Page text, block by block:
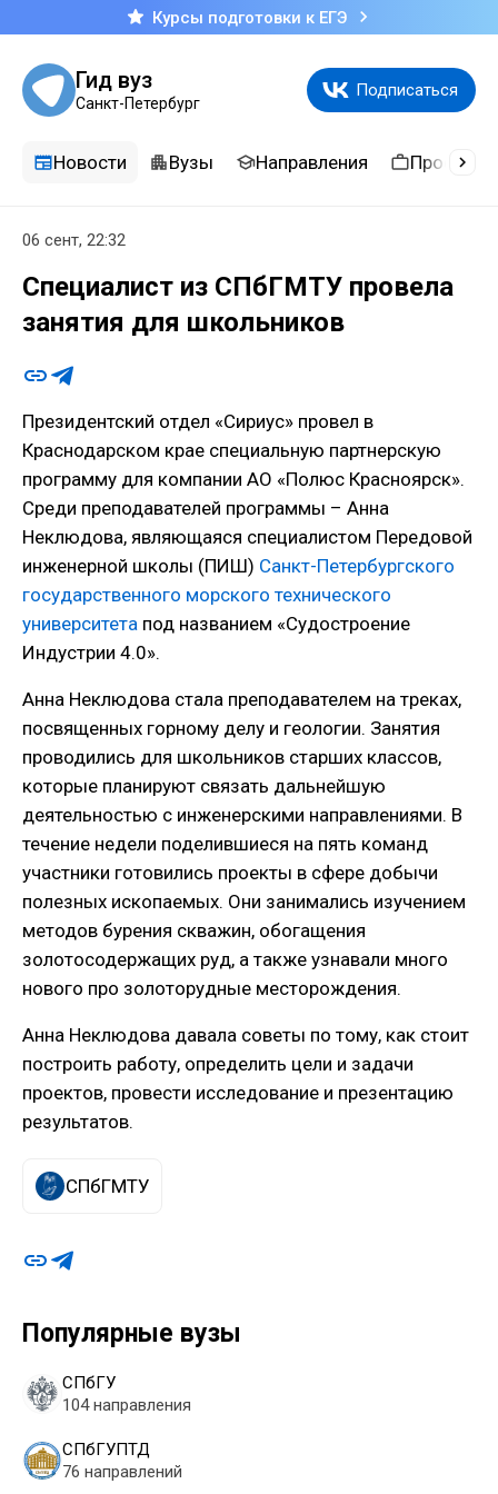
Курсы подготовки к ЕГЭ
Гид вуз
Санкт-Петербург
Подписаться
Новости Вузы Направления
Популярные вузы
СПбГУ
104 направления
СПбГУПТД
76 направлений
06 сент, 22:32
Специалист из СПбГМТУ провела
занятия для школьников
Президентский отдел «Сириус» провел в
Краснодарском крае специальную партнерскую
программу для компании АО «Полюс Красноярск».
Среди преподавателей программы – Анна
Неклюдова, являющаяся специалистом Передовой
инженерной школы (ПИШ) Санкт-Петербургского
государственного морского технического
университета под названием «Судостроение
Индустрии 4.0».
Анна Неклюдова стала преподавателем на треках,
посвященных горному делу и геологии. Занятия
проводились для школьников старших классов,
которые планируют связать дальнейшую
деятельностью с инженерскими направлениями. В
течение недели поделившиеся на пять команд
участники готовились проекты в сфере добычи
полезных ископаемых. Они занимались изучением
методов бурения скважин, обогащения
золотосодержащих руд, а также узнавали много
нового про золоторудные месторождения.
Анна Неклюдова давала советы по тому, как стоит
построить работу, определить цели и задачи
проектов, провести исследование и презентацию
результатов.
СПбГМТУ